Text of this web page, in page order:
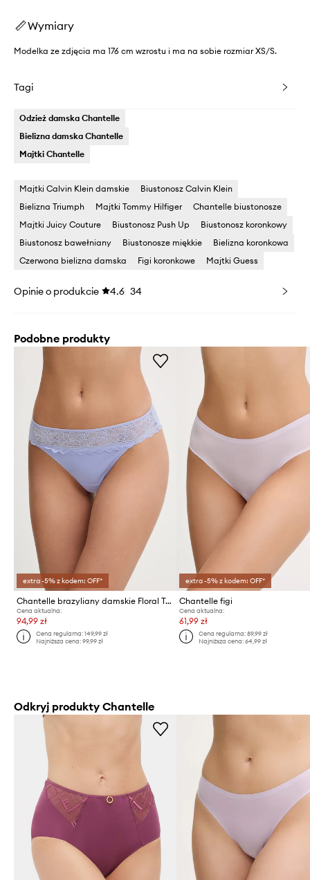
Wymiary
Modelka ze zdjęcia ma 176 cm wzrostu i ma na sobie rozmiar XS/S.
Tagi
Odzież damska Chantelle
Bielizna damska Chantelle
Majtki Chantelle
Majtki Calvin Klein damskie
Biustonosz Calvin Klein
Bielizna Triumph
Majtki Tommy Hilfiger
Chantelle biustonosze
Majtki Juicy Couture
Biustonosz Push Up
Biustonosz koronkowy
Biustonosz bawełniany
Biustonosze miękkie
Bielizna koronkowa
Czerwona bielizna damska
Figi koronkowe Majtki Guess
Opinie o produkcie 4.6 34
Podobne produkty
extra -5% z kodem: OFF*
Chantelle brazyliany damskie Floral Touch
Cena aktualna:
94,99 zł
Cena regularna:149,99 zł
Najniższa cena:99,99 zł
extra -5% z kodem: OFF*
Chantelle figi
Cena aktualna:
61,99 zł
Cena regularna: 89,99 zł
Najniższa cena: 64,99 zł
Odkryj produkty Chantelle